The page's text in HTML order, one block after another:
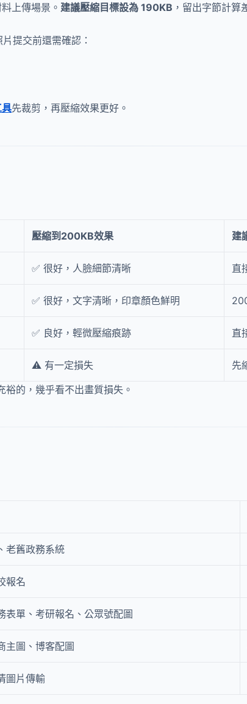
上傳場景。 建議壓縮目標設為 190KB ，留出字節計算
提交前還需確認：
先裁剪，再壓縮效果更好。
壓縮到200KB效果 建
✅ 很好，人臉細節清晰 直
✅ 很好，文字清晰，印章顏色鮮明
✅ 良好，輕微壓縮痕跡 直
⚠️ 有一定損失 先
的，幾乎看不出畫質損失。
老舊政務系統
報名
表單、考研報名、公眾號配圖
主圖、博客配圖
圖片傳輸